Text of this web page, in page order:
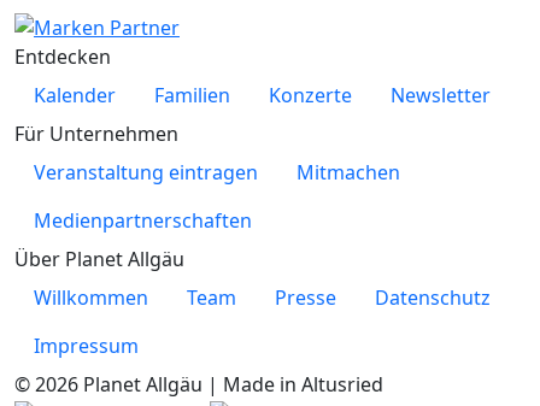
Entdecken
Kalender
Familien Konzerte
Newsletter
Für Unternehmen
Veranstaltung eintragen
Mitmachen
Medienpartnerschaften
Über Planet Allgäu
Willkommen
Team Presse
Datenschutz
Impressum
© 2026 Planet Allgäu | Made in Altusried